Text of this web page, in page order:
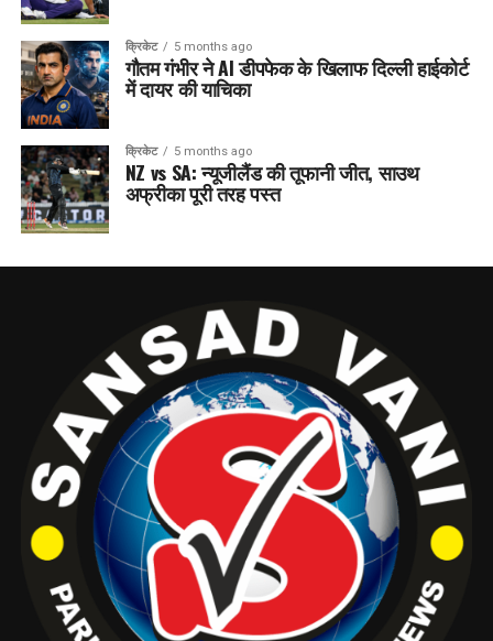
क्रिकेट 5 months ago
गौतम गंभीर ने AI डीपफेक के खिलाफ दिल्ली हाईकोर्ट
में दायर की याचिका
क्रिकेट 5 months ago
NZ vs SA: न्यूजीलैंड की तूफानी जीत, साउथ
अफ्रीका पूरी तरह पस्त